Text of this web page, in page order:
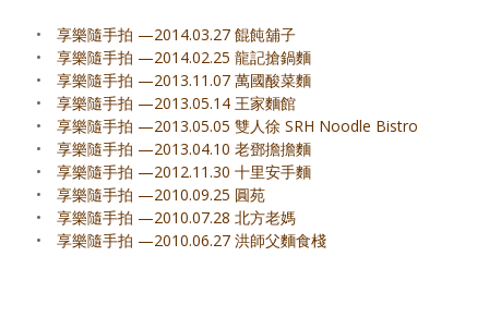
•
享樂隨手拍 —2014.03.27 餛飩舖子
•
享樂隨手拍 —2014.02.25 龍記搶鍋麵
•
享樂隨手拍 —2013.11.07 萬國酸菜麵
•
享樂隨手拍 —2013.05.14 王家麵館
•
享樂隨手拍 —2013.05.05 雙人徐 SRH Noodle Bistro
•
享樂隨手拍 —2013.04.10 老鄧擔擔麵
•
享樂隨手拍 —2012.11.30 十里安手麵
•
享樂隨手拍 —2010.09.25 圓苑
•
享樂隨手拍 —2010.07.28 北方老媽
•
享樂隨手拍 —2010.06.27 洪師父麵食棧